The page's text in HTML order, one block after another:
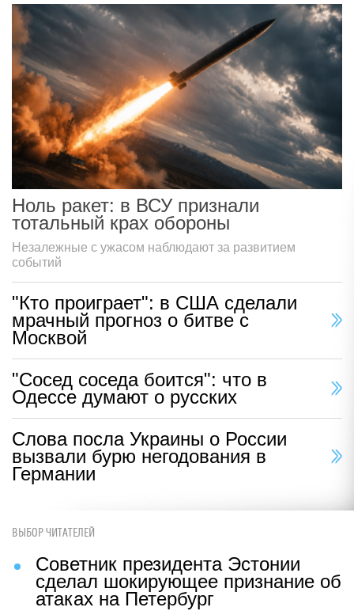
Ноль ракет: в ВСУ признали
тотальный крах обороны
Незалежные с ужасом наблюдают за развитием
событий
"Кто проиграет": в США сделали
мрачный прогноз о битве с
Москвой
"Сосед соседа боится": что в
Одессе думают о русских
Слова посла Украины о России
вызвали бурю негодования в
Германии
ВЫБОР ЧИТАТЕЛЕЙ
Советник президента Эстонии
сделал шокирующее признание об
атаках на Петербург